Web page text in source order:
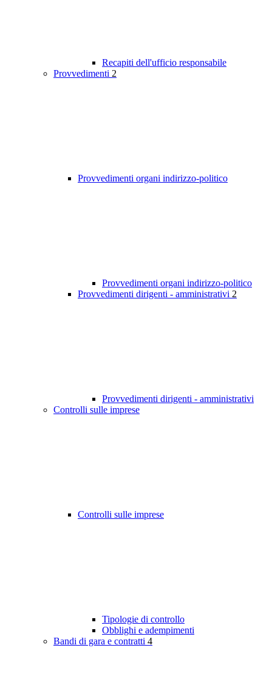
Recapiti dell'ufficio responsabile
Provvedimenti 2
Provvedimenti organi indirizzo-politico
Provvedimenti organi indirizzo-politico
Provvedimenti dirigenti - amministrativi 2
Provvedimenti dirigenti - amministrativi
Controlli sulle imprese
Controlli sulle imprese
Tipologie di controllo
Obblighi e adempimenti
Bandi di gara e contratti 4